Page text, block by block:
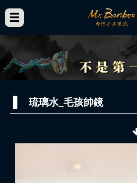
琉璃水_毛孩帥鏡